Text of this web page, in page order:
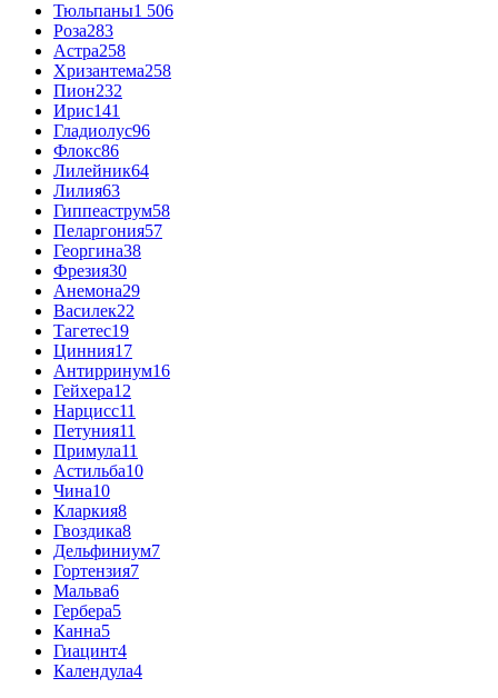
Тюльпаны1 506
Роза283
Астра258
Хризантема258
Пион232
Ирис141
Гладиолус96
Флокс86
Лилейник64
Лилия63
Гиппеаструм58
Пеларгония57
Георгина38
Фрезия30
Анемона29
Василек22
Тагетес19
Цинния17
Антирринум16
Гейхера12
Нарцисс11
Петуния11
Примула11
Астильба10
Чина10
Кларкия8
Гвоздика8
Дельфиниум7
Гортензия7
Мальва6
Гербера5
Канна5
Гиацинт4
Календула4